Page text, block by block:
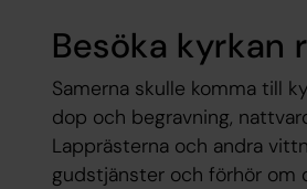
Besöka kyrkan
Samerna skulle komma till
dop och begravning,
Lapprästerna och andra
gudstjänster och förhör om